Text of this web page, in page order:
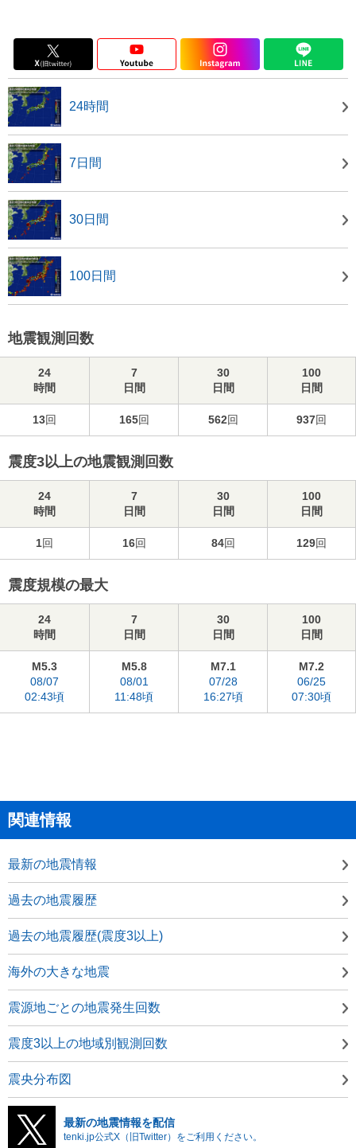
24時間
7日間
30日間
100日間
地震観測回数
24
時間
7
日間
30
日間
100
日間
13回 165回 562回 937回
震度3以上の地震観測回数
24
時間
7
日間
30
日間
100
日間
1回 16回 84回 129回
震度規模の最大
24
時間
7
日間
30
日間
100
日間
M5.3
08/07
02:43頃
M5.8
08/01
11:48頃
M7.1
07/28
16:27頃
M7.2
06/25
07:30頃
関連情報
最新の地震情報
過去の地震履歴
過去の地震履歴(震度3以上)
海外の大きな地震
震源地ごとの地震発生回数
震度3以上の地域別観測回数
震央分布図
最新の地震情報を配信
tenki.jp公式X（旧Twitter）をご利用ください。